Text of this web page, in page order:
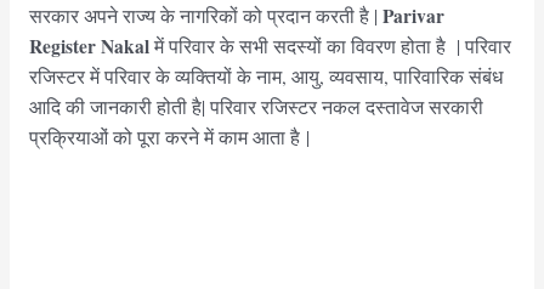
सरकार अपने राज्य के नागरिकों को प्रदान करती है | Parivar
Register Nakalमें परिवार के सभी सदस्यों का विवरण होता है | परिवार
रजिस्टर में परिवार के व्यक्तियों के नाम, आयु, व्यवसाय, पारिवारिक संबंध
आदि की जानकारी होती है| परिवार रजिस्टर नकल दस्तावेज सरकारी
प्रक्रियाओं को पूरा करने में काम आता है |